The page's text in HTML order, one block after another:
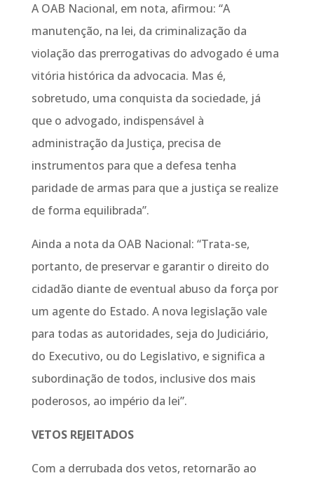
A OAB Nacional, em nota, afirmou: “A
manutenção, na lei, da criminalização da
violação das prerrogativas do advogado é uma
vitória histórica da advocacia. Mas é,
sobretudo, uma conquista da sociedade, já
que o advogado, indispensável à
administração da Justiça, precisa de
instrumentos para que a defesa tenha
paridade de armas para que a justiça se realize
de forma equilibrada”.
Ainda a nota da OAB Nacional: “Trata-se,
portanto, de preservar e garantir o direito do
cidadão diante de eventual abuso da força por
um agente do Estado. A nova legislação vale
para todas as autoridades, seja do Judiciário,
do Executivo, ou do Legislativo, e significa a
subordinação de todos, inclusive dos mais
poderosos, ao império da lei”.
VETOS REJEITADOS
Com a derrubada dos vetos, retornarão ao